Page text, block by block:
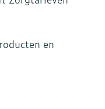
en